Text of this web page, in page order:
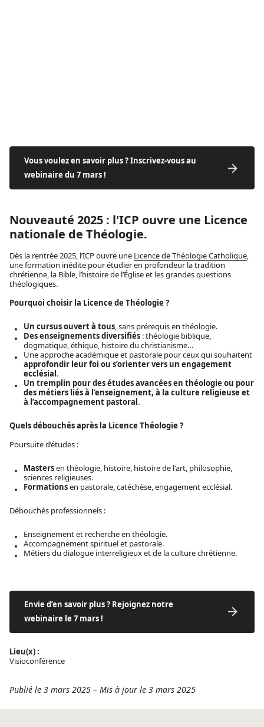
Vous voulez en savoir plus ? Inscrivez-vous au
webinaire du 7 mars !
Nouveauté 2025 : l'ICP ouvre une Licence
nationale de Théologie.
Dès la rentrée 2025, l’ICP ouvre une Licence de Théologie Catholique,
une formation inédite pour étudier en profondeur la tradition
chrétienne, la Bible, l’histoire de l’Église et les grandes questions
théologiques.
Pourquoi choisir la Licence de Théologie ?
Un cursus ouvert à tous, sans prérequis en théologie.
Des enseignements diversifiés : théologie biblique,
dogmatique, éthique, histoire du christianisme…
Une approche académique et pastorale pour ceux qui souhaitent
approfondir leur foi ou s’orienter vers un engagement
ecclésial.
Un tremplin pour des études avancées en théologie ou pour
des métiers liés à l’enseignement, à la culture religieuse et
à l’accompagnement pastoral.
Quels débouchés après la Licence Théologie ?
Poursuite d’études :
Mastersen théologie, histoire, histoire de l'art, philosophie,
sciences religieuses.
Formationsen pastorale, catéchèse, engagement ecclésial.
Débouchés professionnels :
Enseignement et recherche en théologie.
Accompagnement spirituel et pastorale.
Métiers du dialogue interreligieux et de la culture chrétienne.
Envie d’en savoir plus ? Rejoignez notre
webinaire le 7 mars !
Lieu(x) :
Visioconférence
Publié le 3 mars 2025 – Mis à jour le 3 mars 2025